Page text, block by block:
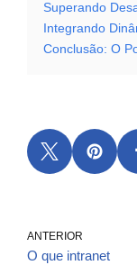
Superando
Integrando
Conclusão: O
ANTERIOR
O que intranet